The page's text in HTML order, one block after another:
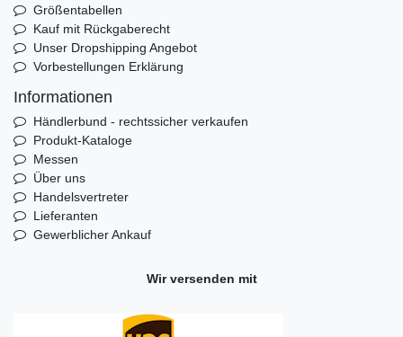
Größentabellen
Kauf mit Rückgaberecht
Unser Dropshipping Angebot
Vorbestellungen Erklärung
Informationen
Händlerbund - rechtssicher verkaufen
Produkt-Kataloge
Messen
Über uns
Handelsvertreter
Lieferanten
Gewerblicher Ankauf
Wir versenden mit